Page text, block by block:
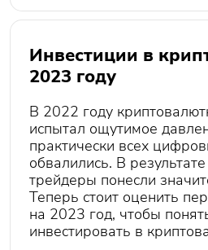
Инвестиции в
2023 году
В 2022 году
испытал ощутимое
практически всех
обвалились. В
трейдеры понесли
Теперь стоит оценить
на 2023 год, чтобы
инвестировать в